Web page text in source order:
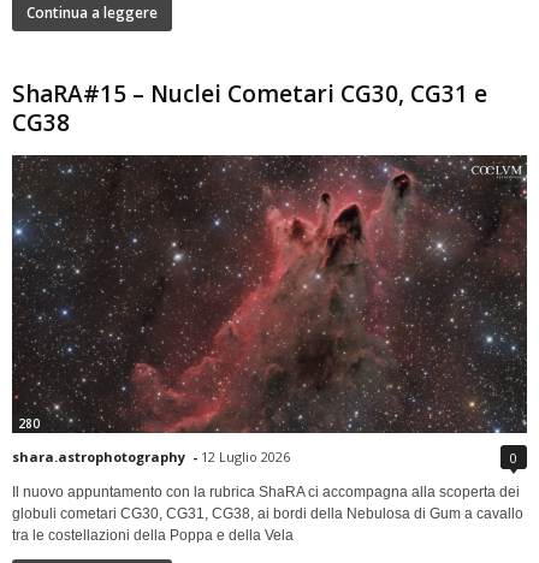
Continua a leggere
ShaRA#15 – Nuclei Cometari CG30, CG31 e
CG38
280
shara.astrophotography - 12 Luglio 2026 0
Il nuovo appuntamento con la rubrica ShaRA ci accompagna alla scoperta dei
globuli cometari CG30, CG31, CG38, ai bordi della Nebulosa di Gum a cavallo
tra le costellazioni della Poppa e della Vela